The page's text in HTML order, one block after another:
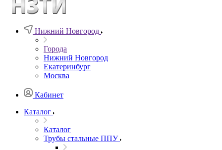
Нижний Новгород
Города
Нижний Новгород
Екатеринбург
Москва
Кабинет
Каталог
Каталог
Трубы стальные ППУ